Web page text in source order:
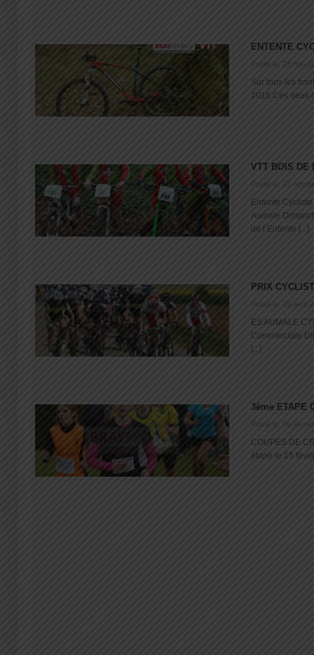
ENTENTE
Posté le: 23 mai
Sur tous les
2016 Ces deux
VTT BOIS DE
Posté le: 12
Entente
Aumale
de l’Entente [...]
PRIX
Posté le: 23 avril
ES AUMALE
Commerciale
[...]
3ème ETAPE
Posté le: 06
COUPES DE
étape le 15